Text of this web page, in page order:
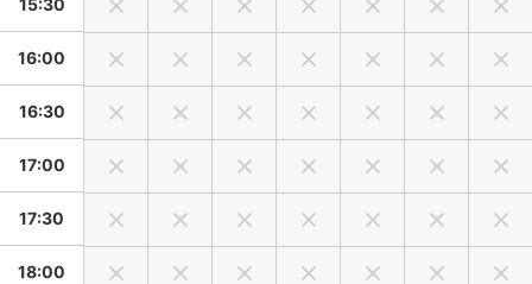
15:30
16:00
16:30
17:00
17:30
18:00